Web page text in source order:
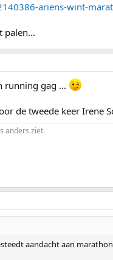
ariens-wint-
palen...
running gag ...
de tweede keer Irene
anders ziet.
aandacht aan